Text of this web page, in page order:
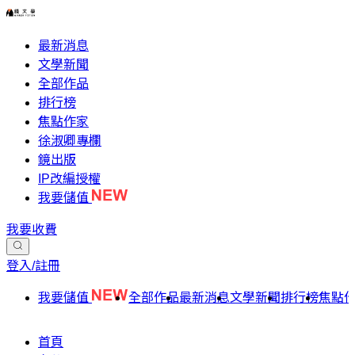
最新消息
文學新聞
全部作品
排行榜
焦點作家
徐淑卿專欄
鏡出版
IP改編授權
我要儲值
我要收費
登入/註冊
我要儲值 全部作品最新消息文學新聞排行榜焦點
首頁